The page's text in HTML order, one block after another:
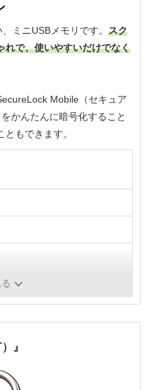
ミニUSBメモリです。 スク
れで、使いやすいだけでなく
Mobile（セキュア
かんたんに暗号化すること
もできます。
2.0
』